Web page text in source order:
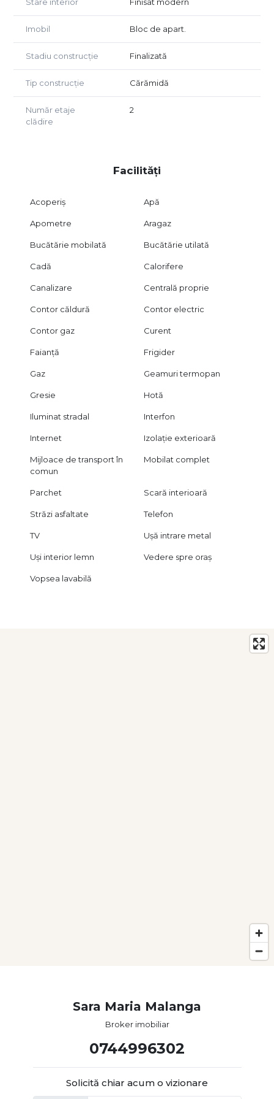
Imobil Bloc de apart.
Stadiu construcție Finalizată
Tip construcție Cărămidă
Număr etaje
clădire
2
Facilități
Acoperiș Apă
Apometre Aragaz
Bucătărie mobilată Bucătărie utilată
Cadă Calorifere
Canalizare Centrală proprie
Contor căldură Contor electric
Contor gaz Curent
Faianță Frigider
Gaz Geamuri termopan
Gresie Hotă
Iluminat stradal Interfon
Internet Izolație exterioară
Mijloace de transport în
comun
Mobilat complet
Parchet Scară interioară
Străzi asfaltate Telefon
TV Ușă intrare metal
Uși interior lemn Vedere spre oraș
Vopsea lavabilă
Sara Maria Malanga
Broker imobiliar
0744996302
Solicită chiar acum o vizionare